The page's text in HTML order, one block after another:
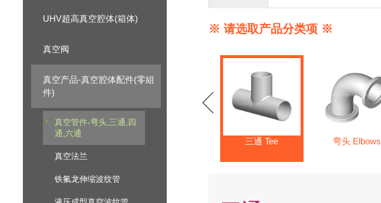
UHV超高真空腔体(箱体)
真空阀
真空产品-真空腔体配件(零組
件)
真空管件-弯头,三通,四
通,六通
真空法兰
铁氟龙伸缩波纹管
※ 请选取产品分类项 ※
三通 Tee 弯头 Elbows